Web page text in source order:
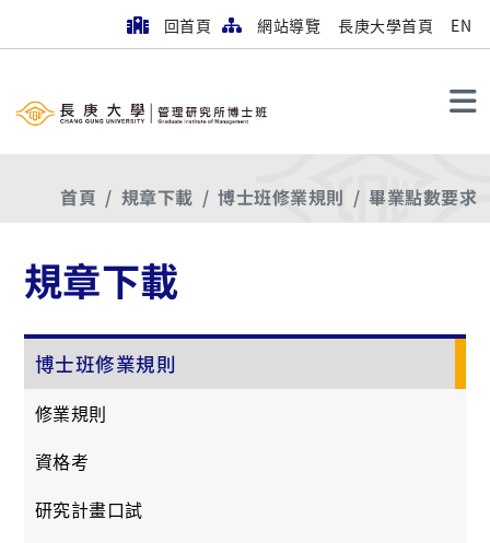
回首頁 網站導覽 長庚大學首頁 EN
首頁 規章下載 博士班修業規則 畢業點數要求
規章下載
博士班修業規則
修業規則
資格考
研究計畫口試